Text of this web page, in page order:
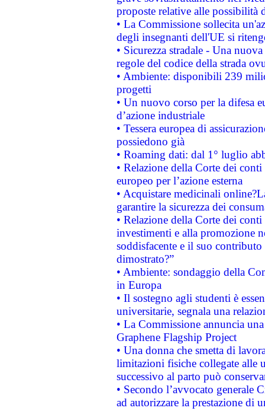
proposte relative alle possibilità
• La Commissione sollecita
degli insegnanti dell'UE si
• Sicurezza stradale - Una
regole del codice della strada
• Ambiente: disponibili 239
progetti
• Un nuovo corso per la difesa
d’azione industriale
• Tessera europea di
possiedono già
• Roaming dati: dal 1° luglio
• Relazione della Corte dei
europeo per l’azione esterna
• Acquistare medicinali
garantire la sicurezza dei
• Relazione della Corte dei
investimenti e alla promozione
soddisfacente e il suo
dimostrato?”
• Ambiente: sondaggio della
in Europa
• Il sostegno agli studenti è
universitarie, segnala una
• La Commissione annuncia
Graphene Flagship Project
• Una donna che smetta di
limitazioni fisiche collegate alle
successivo al parto può
• Secondo l’avvocato
ad autorizzare la prestazione di